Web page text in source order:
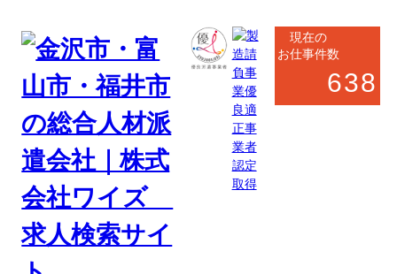
現在の
お仕事件数
638
170件
検索条件
検索条件を変更
31~40件 /170件